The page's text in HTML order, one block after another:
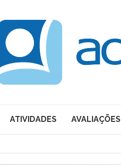
ATIVIDADES AVALIAÇÕES